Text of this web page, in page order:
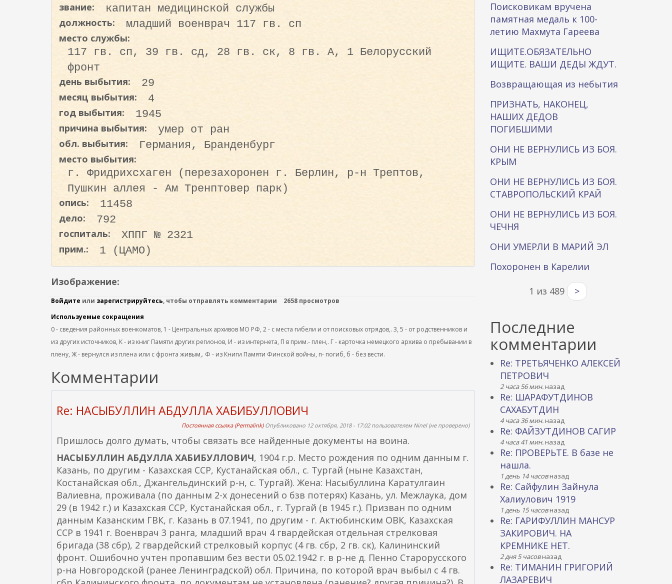
звание: капитан медицинской службы
должность: младший военврач 117 гв. сп
место службы:
117 гв. сп, 39 гв. сд, 28 гв. ск, 8 гв. А, 1 Белорусский
фронт
день выбытия: 29
месяц выбытия: 4
год выбытия: 1945
причина выбытия: умер от ран
обл. выбытия: Германия, Бранденбург
место выбытия:
г. Фридрихсхаген (перезахоронен г. Берлин, р-н Трептов,
Пушкин аллея - Ам Тренптовер парк)
опись: 11458
дело: 792
госпиталь: ХППГ № 2321
прим.: 1 (ЦАМО)
Изображение:
Войдите или зарегистрируйтесь, чтобы отправлять комментарии
2658 просмотров
Используемые сокращения
0 - сведения районных военкоматов, 1 - Центральных архивов МО РФ, 2 - с места гибели и от поисковых отрядов,. 3, 5 - от родственников и
из других источников, К - из книг Памяти других регионов, И - из интернета, П в прим.- плен,. Г - карточка немецкого архива о пребывании в
плену, Ж - вернулся из плена или с фронта живым,. Ф - из Книги Памяти Финской войны, п- погиб, б - без вести.
Комментарии
Re: НАСЫБУЛЛИН АБДУЛЛА ХАБИБУЛЛОВИЧ
Постоянная ссылка (Permalink)Опубликовано 12 октября, 2018 - 17:02 пользователем Ninel (не проверено)
Пришлось долго думать, чтобы связать все найденные документы на воина.
НАСЫБУЛЛИН АБДУЛЛА ХАБИБУЛЛОВИЧ, 1904 г.р. Место рождения по одним данным г.
Казань, по другим - Казахская ССР, Кустанайская обл., с. Тургай (ныне Казахстан,
Костанайская обл., Джангельдинский р-н, с. Тургай). Жена: Насыбуллина Каратулгаин
Валиевна, проживала (по данным 2-х донесений о бзв потерях) Казань, ул. Межлаука, дом
29 (в 1942 г.) и Казахская ССР, Кустанайская обл., г. Тургай (в 1945 г.). Призван по одним
данным Казанским ГВК, г. Казань в 07.1941, по другим - г. Актюбинским ОВК, Казахская
ССР в 1941 г. Военврач 3 ранга, младший врач 4 гвардейская отдельная стрелковая
бригада (38 сбр), 2 гвардейский стрелковый корпус (4 гв. сбр, 2 гв. ск), Калининский
фронт. Ошибочно учтен пропавшим без вести 05.02.1942 г. в р-не д. Пенно Старорусского
р-на Новгородской (ранее Ленинградской) обл. Причина, по которой врач выбыл с 4 гв.
Поисковикам вручена
памятная медаль к 100-
летию Махмута Гареева
ИЩИТЕ.ОБЯЗАТЕЛЬНО
ИЩИТЕ. ВАШИ ДЕДЫ ЖДУТ.
Возвращающая из небытия
ПРИЗНАТЬ, НАКОНЕЦ,
НАШИХ ДЕДОВ
ПОГИБШИМИ
ОНИ НЕ ВЕРНУЛИСЬ ИЗ БОЯ.
КРЫМ
ОНИ НЕ ВЕРНУЛИСЬ ИЗ БОЯ.
СТАВРОПОЛЬСКИЙ КРАЙ
ОНИ НЕ ВЕРНУЛИСЬ ИЗ БОЯ.
ЧЕЧНЯ
ОНИ УМЕРЛИ В МАРИЙ ЭЛ
Похоронен в Карелии
1 из 489 >
Последние
комментарии
Re: ТРЕТЬЯЧЕНКО АЛЕКСЕЙ
ПЕТРОВИЧ
2 часа 56 мин.назад
Re: ШАРАФУТДИНОВ
САХАБУТДИН
4 часа 36 мин.назад
Re: ФАЙЗУТДИНОВ САГИР
4 часа 41 мин.назад
Re: ПРОВЕРЬТЕ. В базе не
нашла.
1 день 14 часовназад
Re: Сайфулин Зайнула
Халиулович 1919
1 день 15 часовназад
Re: ГАРИФУЛЛИН МАНСУР
ЗАКИРОВИЧ. НА
КРЕМНИКЕ НЕТ.
2 дня 5 часовназад
Re: ТИМАНИН ГРИГОРИЙ
ЛАЗАРЕВИЧ